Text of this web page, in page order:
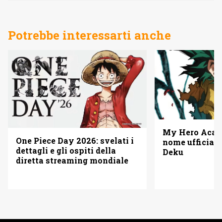
Potrebbe interessarti anche
One Piece Day 2026: svelati i
dettagli e gli ospiti della
diretta streaming mondiale
My Hero
nome
Deku